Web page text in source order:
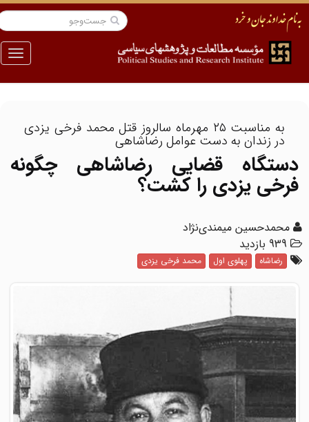
منو
به مناسبت ۲۵ مهرماه سالروز قتل محمد فرخی یزدی
در زندان به دست عوامل رضاشاهی
دستگاه قضایی رضاشاهی چگونه
فرخی یزدی را کشت؟
محمدحسین میمندی‌نژاد
939 بازدید
رضاشاه پهلوی اول محمد فرخی یزدی